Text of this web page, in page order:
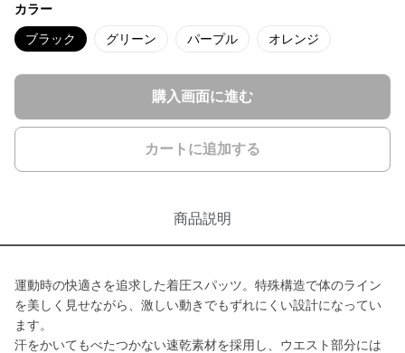
カラー
ブラック グリーン パープル オレンジ
購入画面に進む
カートに追加する
商品説明
運動時の快適さを追求した着圧スパッツ。特殊構造で体のライン
を美しく見せながら、激しい動きでもずれにくい設計になってい
ます。
汗をかいてもべたつかない速乾素材を採用し、ウエスト部分には